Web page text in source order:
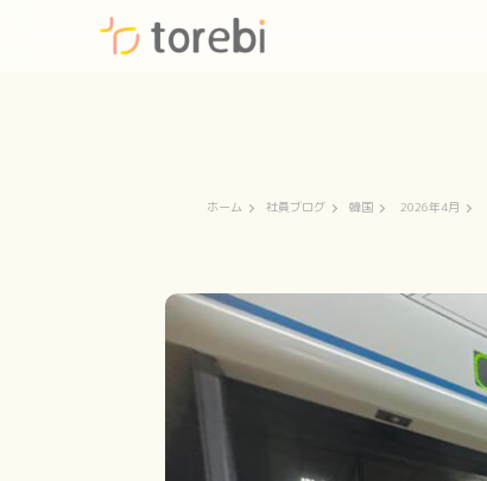
ホーム 社員ブログ 韓国 2026年4月